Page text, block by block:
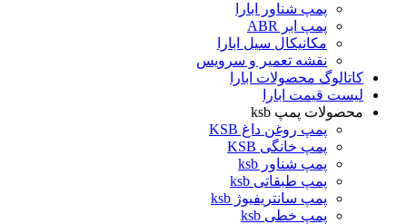
پمپ شناور ابارا
پمپ ابر ABR
مکانیکال سیل ابارا
نقشه تعمیر و سرویس
کاتالوگ محصولات ابارا
لیست قیمت ابارا
محصولات پمپ ksb
پمپ روغن داغ KSB
پمپ خانگی KSB
پمپ شناور ksb
پمپ طبقاتی ksb
پمپ سانتریفیوژ ksb
پمپ خطی ksb